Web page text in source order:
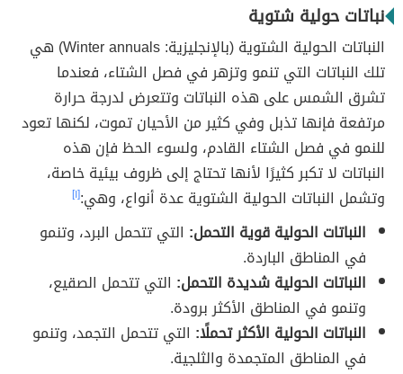
نباتات حولية شتوية
النباتات الحولية الشتوية (بالإنجليزية: Winter annuals)
هي
تلك النباتات التي تنمو وتزهر في فصل الشتاء، فعندما
تشرق الشمس على هذه النباتات وتتعرض لدرجة حرارة
مرتفعة فإنها تذبل وفي كثير من الأحيان تموت، لكنها تعود
للنمو في فصل الشتاء القادم، ولسوء الحظ فإن هذه
النباتات لا تكبر كثيرًا لأنها تحتاج إلى ظروف بيئية خاصة،
وتشمل النباتات الحولية الشتوية عدة أنواع، وهي:[١]
النباتات الحولية قوية التحمل: التي تتحمل البرد، وتنمو
في المناطق الباردة.
النباتات الحولية شديدة التحمل: التي تتحمل الصقيع،
وتنمو في المناطق الأكثر برودة.
النباتات الحولية الأكثر تحملًا: التي تتحمل التجمد، وتنمو
في المناطق المتجمدة والثلجية.